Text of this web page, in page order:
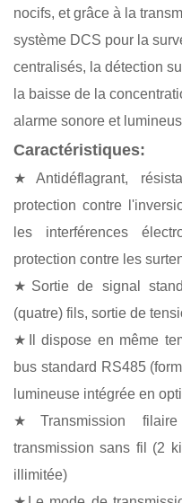
nocifs, et grâce à la
système DCS pour la
centralisés, la détection
la baisse de la
alarme sonore et
Caractéristiques:
★Antidéflagrant,
protection contre
les interférences
protection contre les
★Sortie de signal
(quatre) fils, sortie de
★Il dispose en même
bus standard RS485
lumineuse intégrée en
★Transmission
transmission sans fil (2
illimitée)